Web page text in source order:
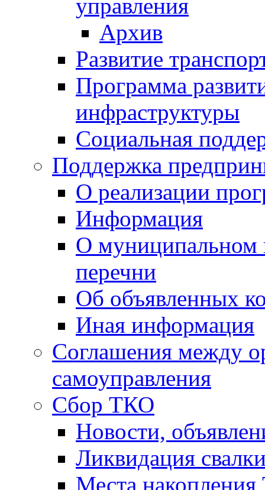
управления
Архив
Развитие
Программа
инфраструктуры
Социальная
Поддержка
О реализации
Информация
О муниципальном
перечни
Об объявленных
Иная информация
Соглашения между
самоуправления
Сбор ТКО
Новости,
Ликвидация
Места